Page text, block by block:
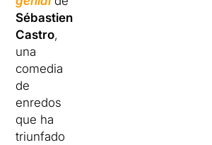
Sébastien
Castro,
una
comedia
de
enredos
que ha
triunfado